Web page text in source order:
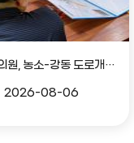
이주언 의원, 농소-강동 도로개설 민원 현장 점검
2026-08-06